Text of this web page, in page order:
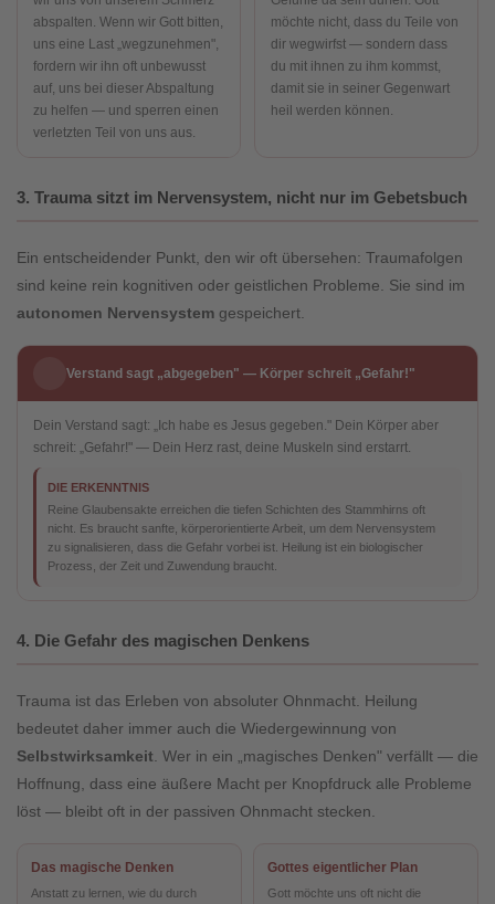
abspalten. Wenn wir Gott bitten,
uns eine Last „wegzunehmen",
fordern wir ihn oft unbewusst
auf, uns bei dieser Abspaltung
zu helfen — und sperren einen
verletzten Teil von uns aus.
möchte nicht, dass du Teile von
dir wegwirfst — sondern dass
du mit ihnen zu ihm kommst,
damit sie in seiner Gegenwart
heil werden können.
3. Trauma sitzt im Nervensystem, nicht nur im Gebetsbuch
Ein entscheidender Punkt, den wir oft übersehen: Traumafolgen
sind keine rein kognitiven oder geistlichen Probleme. Sie sind im
autonomen Nervensystem gespeichert.
Verstand sagt „abgegeben" — Körper schreit „Gefahr!"
Dein Verstand sagt: „Ich habe es Jesus gegeben." Dein Körper aber
schreit: „Gefahr!" — Dein Herz rast, deine Muskeln sind erstarrt.
DIE ERKENNTNIS
Reine Glaubensakte erreichen die tiefen Schichten des Stammhirns oft
nicht. Es braucht sanfte, körperorientierte Arbeit, um dem Nervensystem
zu signalisieren, dass die Gefahr vorbei ist. Heilung ist ein biologischer
Prozess, der Zeit und Zuwendung braucht.
4. Die Gefahr des magischen Denkens
Trauma ist das Erleben von absoluter Ohnmacht. Heilung
bedeutet daher immer auch die Wiedergewinnung von
Selbstwirksamkeit . Wer in ein „magisches Denken" verfällt — die
Hoffnung, dass eine äußere Macht per Knopfdruck alle Probleme
löst — bleibt oft in der passiven Ohnmacht stecken.
Das magische Denken
Anstatt zu lernen, wie du durch
Gottes eigentlicher Plan
Gott möchte uns oft nicht die